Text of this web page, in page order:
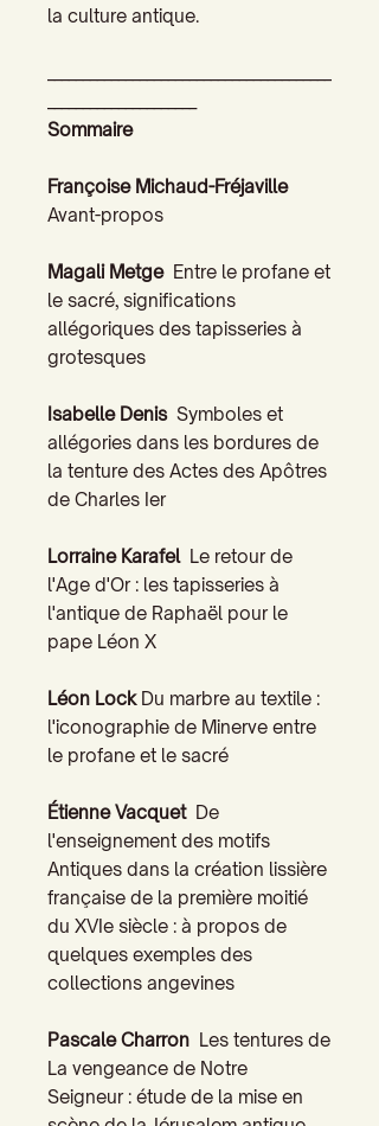
la culture antique.
Sommaire
Françoise Michaud-Fréjaville
Avant-propos
Magali MetgeEntre le profane et
le sacré, significations
allégoriques des tapisseries à
grotesques
Isabelle DenisSymboles et
allégories dans les bordures de
la tenture des Actes des Apôtres
de Charles Ier
Lorraine KarafelLe retour de
l'Age d'Or : les tapisseries à
l'antique de Raphaël pour le
pape Léon X
Léon LockDu marbre au textile :
l'iconographie de Minerve entre
le profane et le sacré
Étienne VacquetDe
l'enseignement des motifs
Antiques dans la création lissière
française de la première moitié
du XVIe siècle : à propos de
quelques exemples des
collections angevines
Pascale Charron Les tentures de
La vengeance de Notre
Seigneur : étude de la mise en